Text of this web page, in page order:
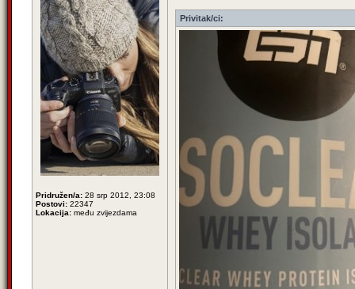
Pridružen/a: 28 srp 2012, 23:08
Postovi: 22347
Lokacija: među zvijezdama
Privitak/ci: